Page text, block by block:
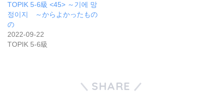
TOPIK 5-6級 <45> ～기에 망
정이지 ～からよかったもの
の
2022-09-22
TOPIK 5-6級
SHARE